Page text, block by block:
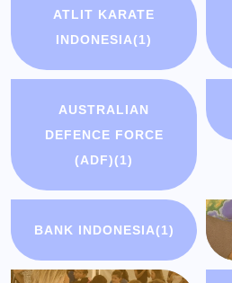
ATLIT KARATE
INDONESIA(1)
AUSTRALIAN
DEFENCE FORCE
(ADF)(1)
BANK INDONESIA(1)